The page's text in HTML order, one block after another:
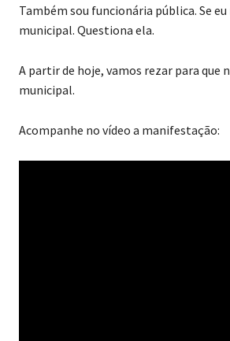
Também sou funcionária pública. Se
municipal. Questiona ela.
A partir de hoje, vamos rezar para que
municipal.
Acompanhe no vídeo a manifestação: